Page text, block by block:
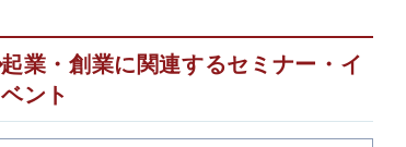
起業・創業に関連するセミナー・イ
ベント